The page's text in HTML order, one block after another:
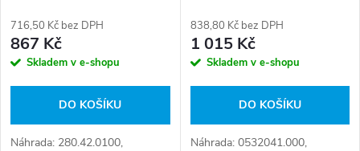
716,50 Kč bez DPH
867 Kč
Skladem v e-shopu
DO KOŠÍKU
Náhrada: 280.42.0100,
838,80 Kč bez DPH
1 015 Kč
Skladem v e-shopu
DO KOŠÍKU
Náhrada: 0532041.000,